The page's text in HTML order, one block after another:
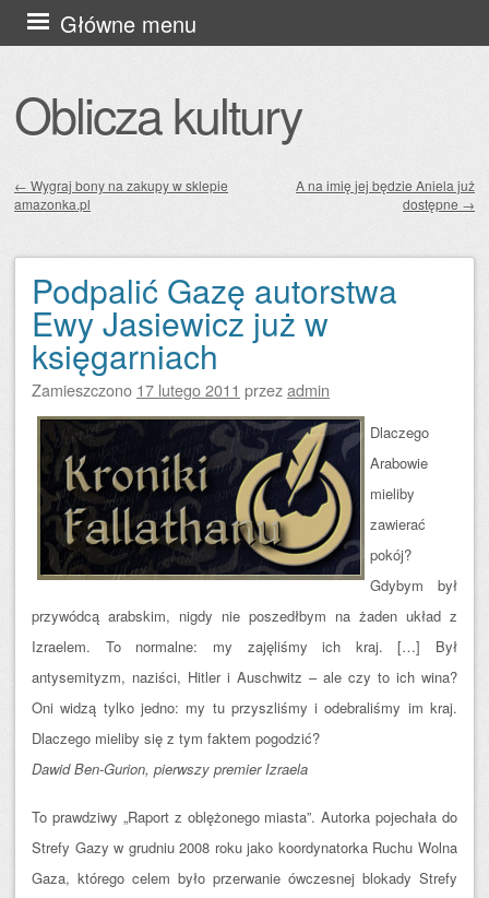
Oblicza kultury
Główne menu
Przejdź
do
Zobacz wpisy
← Wygraj bony na zakupy w sklepie
amazonka.pl
A na imię jej będzie Aniela już
dostępne →
Podpalić Gazę autorstwa
Ewy Jasiewicz już w
księgarniach
Zamieszczono 17 lutego 2011 przezadmin
Dlaczego
Arabowie
mieliby
zawierać
pokój?
Gdybym był
przywódcą arabskim, nigdy nie poszedłbym na żaden układ z
Izraelem. To normalne: my zajęliśmy ich kraj. […] Był
antysemityzm, naziści, Hitler i Auschwitz – ale czy to ich wina?
Oni widzą tylko jedno: my tu przyszliśmy i odebraliśmy im kraj.
Dlaczego mieliby się z tym faktem pogodzić?
Dawid Ben-Gurion, pierwszy premier Izraela
To prawdziwy „Raport z oblężonego miasta”. Autorka pojechała do
Strefy Gazy w grudniu 2008 roku jako koordynatorka Ruchu Wolna
Gaza, którego celem było przerwanie ówczesnej blokady Strefy